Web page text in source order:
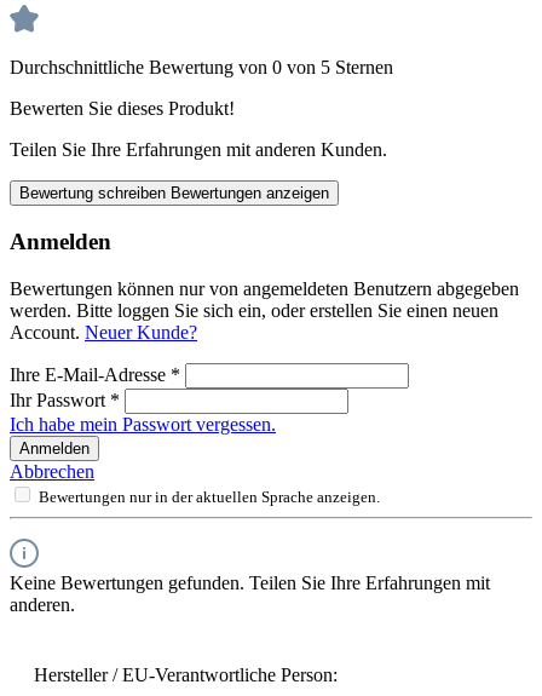
Durchschnittliche Bewertung von 0 von 5 Sternen
Bewerten Sie dieses Produkt!
Teilen Sie Ihre Erfahrungen mit anderen Kunden.
Bewertung schreiben Bewertungen anzeigen
Anmelden
Bewertungen können nur von angemeldeten Benutzern abgegeben
werden. Bitte loggen Sie sich ein, oder erstellen Sie einen neuen
Account. Neuer Kunde?
Ihre E-Mail-Adresse *
Ihr Passwort *
Ich habe mein Passwort vergessen.
Anmelden
Abbrechen
Bewertungen nur in der aktuellen Sprache anzeigen.
Keine Bewertungen gefunden. Teilen Sie Ihre Erfahrungen mit
anderen.
Hersteller / EU-Verantwortliche Person: